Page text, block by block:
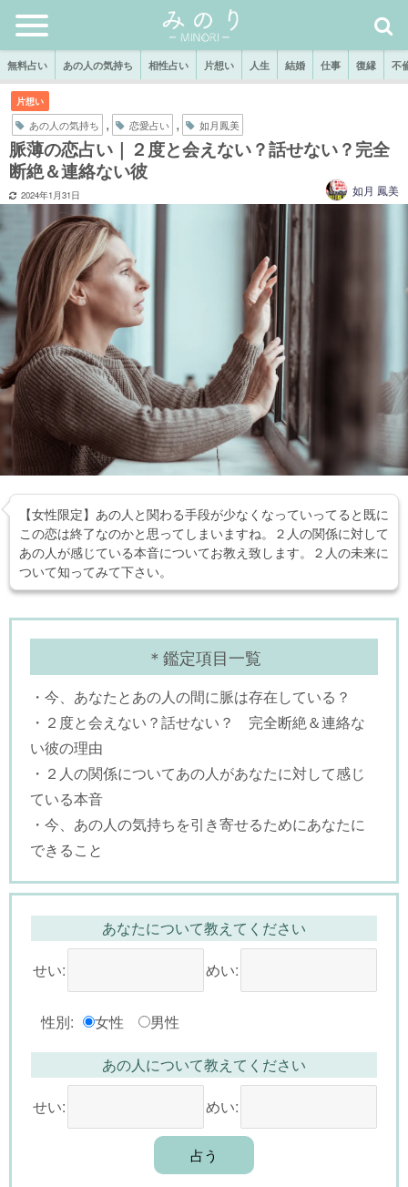
無料占い あの人の気持ち 相性占い 片想い 人生 結婚 仕事 復縁 不
片想い
あの人の気持ち , 恋愛占い , 如月鳳美
脈薄の恋占い｜２度と会えない？話せない？完全
断絶＆連絡ない彼
2024年1月31日 如月 鳳美
【女性限定】あの人と関わる手段が少なくなっていってると既に
この恋は終了なのかと思ってしまいますね。２人の関係に対して
あの人が感じている本音についてお教え致します。２人の未来に
ついて知ってみて下さい。
＊鑑定項目一覧
・今、あなたとあの人の間に脈は存在している？
・２度と会えない？話せない？ 完全断絶＆連絡な
い彼の理由
・２人の関係についてあの人があなたに対して感じ
ている本音
・今、あの人の気持ちを引き寄せるためにあなたに
できること
あなたについて教えてください
せい:
めい:
性別: 女性 男性
あの人について教えてください
せい:
めい: